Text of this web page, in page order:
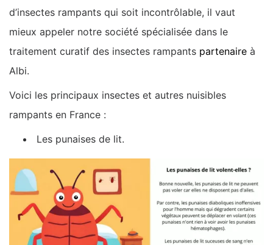
d’insectes rampants qui soit incontrôlable, il vaut
mieux appeler notre société spécialisée dans le
traitement curatif des insectes rampants partenaire à
Albi.
Voici les principaux insectes et autres nuisibles
rampants en France :
Les punaises de lit.